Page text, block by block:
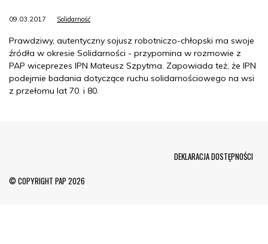
09.03.2017 Solidarność
Prawdziwy, autentyczny sojusz robotniczo-chłopski ma swoje
źródła w okresie Solidarności - przypomina w rozmowie z
PAP wiceprezes IPN Mateusz Szpytma. Zapowiada też, że IPN
podejmie badania dotyczące ruchu solidarnościowego na wsi
z przełomu lat 70. i 80.
© COPYRIGHT PAP 2026
DEKLARACJA DOSTĘPNOŚCI